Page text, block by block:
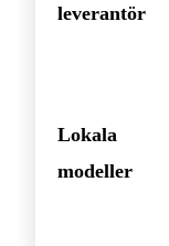
leverantör
Lokala
modeller